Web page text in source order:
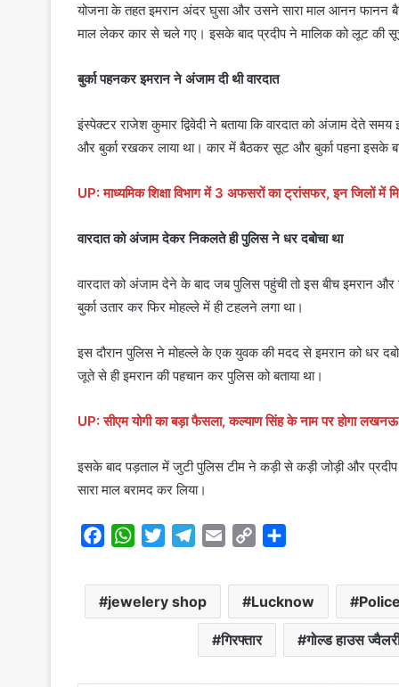
योजना के तहत इमरान अंदर घुसा और उसने सारा माल आनन फानन
माल लेकर कार से चले गए। इसके बाद प्रदीप ने मालिक को लूट की
बुर्का पहनकर इमरान ने अंजाम दी थी वारदात
इंस्पेक्टर राजेश कुमार द्विवेदी ने बताया कि वारदात को अंजाम देते
और बुर्का रखकर लाया था। कार में बैठकर सूट और बुर्का पहना इसके
UP: माध्यमिक शिक्षा विभाग में 3 अफसरों का ट्रांसफर, इन जिलों में
वारदात को अंजाम देकर निकलते ही पुलिस ने धर दबोचा था
वारदात को अंजाम देने के बाद जब पुलिस पहुंची तो इस बीच इमरान
बुर्का उतार कर फिर मोहल्ले में ही टहलने लगा था।
इस दौरान पुलिस ने मोहल्ले के एक युवक की मदद से इमरान को धर
जूते से ही इमरान की पहचान कर पुलिस को बताया था।
UP: सीएम योगी का बड़ा फैसला, कल्याण सिंह के नाम पर होगा
इसके बाद पड़ताल में जुटी पुलिस टीम ने कड़ी से कड़ी जोड़ी और
सारा माल बरामद कर लिया।
c
e
W
a
t
i
t
l
e
g
r
a
l
p
y
L
i
a
r
e
jewelery shop Lucknow Police
गिरफ्तार गोल्ड हाउस